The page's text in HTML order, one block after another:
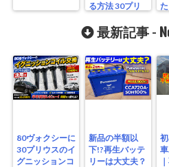
る方法 30プリ
最新記事 -
80ヴォクシーに
30プリウスのイ
グニッションコ
新品の半額以
下!?再生バッテ
リーは大丈夫？